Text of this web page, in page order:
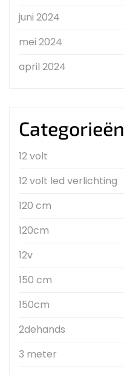
juni 2024
mei 2024
april 2024
Categorieën
12 volt
12 volt led verlichting
120 cm
120cm
12v
150 cm
150cm
2dehands
3 meter